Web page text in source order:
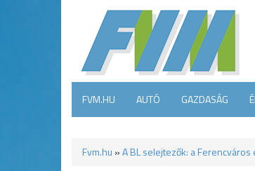
FVM.HU AUTÓ GAZDASÁG
Fvm.hu »A BL selejtezők: a